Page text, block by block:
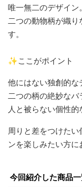
唯一無二のデザイン。
二つの動物柄が織り
す。
✨ここがポイント
他にはない独創的
二つの柄の絶妙な
人と被らない個性的
周りと差をつけた
ンを楽しみたい方に
今回紹介した商品